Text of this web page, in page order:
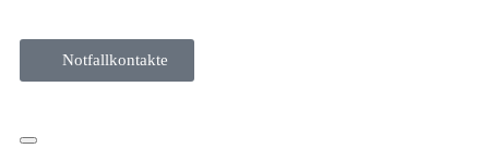
Notfallkontakte